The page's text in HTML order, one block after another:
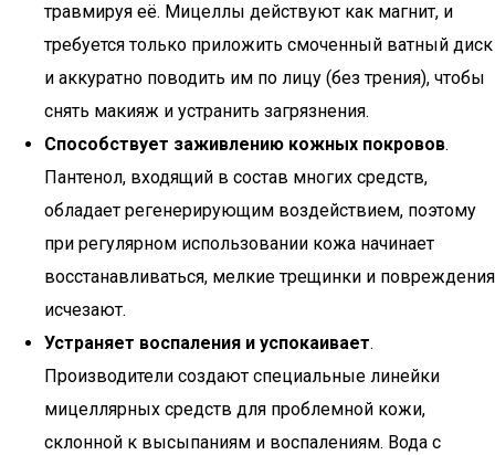
травмируя её. Мицеллы действуют как магнит, и
требуется только приложить смоченный ватный диск
и аккуратно поводить им по лицу (без трения), чтобы
снять макияж и устранить загрязнения.
Способствует заживлению кожных покровов.
Пантенол, входящий в состав многих средств,
обладает регенерирующим воздействием, поэтому
при регулярном использовании кожа начинает
восстанавливаться, мелкие трещинки и повреждения
исчезают.
Устраняет воспаления и успокаивает.
Производители создают специальные линейки
мицеллярных средств для проблемной кожи,
склонной к высыпаниям и воспалениям. Вода с